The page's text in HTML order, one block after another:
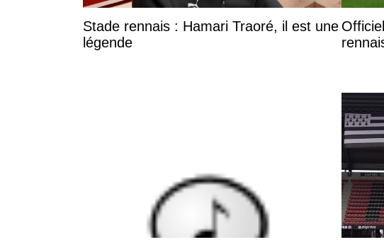
Stade rennais : Hamari Traoré, il est une
légende